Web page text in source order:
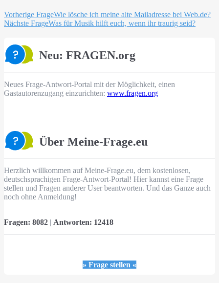
Beitragsnavigation
Vorherige FrageWie lösche ich meine alte Mailadresse bei Web.de?
Nächste FrageWas für Musik hilft euch, wenn ihr traurig seid?
Neu: FRAGEN.org
Neues Frage-Antwort-Portal mit der Möglichkeit, einen
Gastautorenzugang einzurichten: www.fragen.org
Über Meine-Frage.eu
Herzlich willkommen auf Meine-Frage.eu, dem kostenlosen,
deutschsprachigen Frage-Antwort-Portal! Hier kannst eine Frage
stellen und Fragen anderer User beantworten. Und das Ganze auch
noch ohne Anmeldung!
Fragen: 8082 | Antworten: 12418
» Frage stellen «